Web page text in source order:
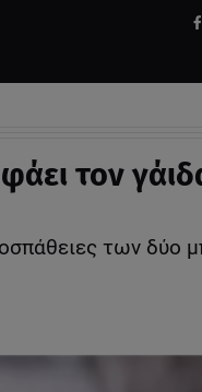
τον
των δύο